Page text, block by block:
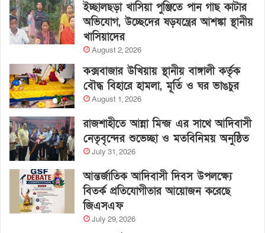
ইচ্ছালছড়া খাসিয়া পুঞ্জিতে পান গাছ কাটার
অভিযোগ, উচ্ছেদের ষড়যন্ত্রের আশঙ্কা স্থানীয়
খাসিয়াদের
August 2, 2026
কক্সবাজার উখিয়ায় স্থানীয় বাঙ্গালী কর্তৃক
বৌদ্ধ বিহারে হামলা, মূর্তি ও ঘর ভাঙচুর
August 1, 2026
রাজশাহীতে আন্না মিন্জ এর সাথে আদিবাসী
নেতৃবৃন্দের শুভেচ্ছা ও মতবিনিময় অনুষ্ঠিত
July 31, 2026
আন্তর্জাতিক আদিবাসী দিবস উপলক্ষ্যে
বিতর্ক প্রতিযোগীতার আয়োজন করেছে
জিএসএফ
July 29, 2026